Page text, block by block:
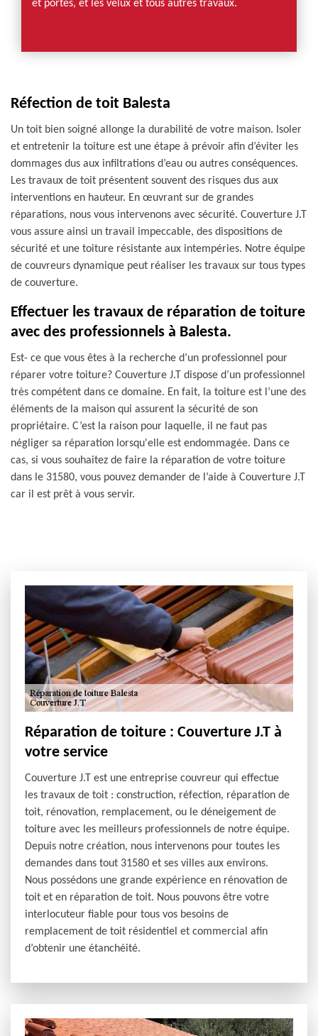
et portes, et les velux et tous autres travaux.
Réfection de toit Balesta
Un toit bien soigné allonge la durabilité de votre maison. Isoler
et entretenir la toiture est une étape à prévoir afin d’éviter les
dommages dus aux infiltrations d’eau ou autres conséquences.
Les travaux de toit présentent souvent des risques dus aux
interventions en hauteur. En œuvrant sur de grandes
réparations, nous vous intervenons avec sécurité. Couverture J.T
vous assure ainsi un travail impeccable, des dispositions de
sécurité et une toiture résistante aux intempéries. Notre équipe
de couvreurs dynamique peut réaliser les travaux sur tous types
de couverture.
Effectuer les travaux de réparation de toiture
avec des professionnels à Balesta.
Est- ce que vous êtes à la recherche d’un professionnel pour
réparer votre toiture? Couverture J.T dispose d’un professionnel
très compétent dans ce domaine. En fait, la toiture est l’une des
éléments de la maison qui assurent la sécurité de son
propriétaire. C’est la raison pour laquelle, il ne faut pas
négliger sa réparation lorsqu'elle est endommagée. Dans ce
cas, si vous souhaitez de faire la réparation de votre toiture
dans le 31580, vous pouvez demander de l’aide à Couverture J.T
car il est prêt à vous servir.
Réparation de toiture : Couverture J.T à
votre service
Couverture J.T est une entreprise couvreur qui effectue
les travaux de toit : construction, réfection, réparation de
toit, rénovation, remplacement, ou le déneigement de
toiture avec les meilleurs professionnels de notre équipe.
Depuis notre création, nous intervenons pour toutes les
demandes dans tout 31580 et ses villes aux environs.
Nous possédons une grande expérience en rénovation de
toit et en réparation de toit. Nous pouvons être votre
interlocuteur fiable pour tous vos besoins de
remplacement de toit résidentiel et commercial afin
d’obtenir une étanchéité.